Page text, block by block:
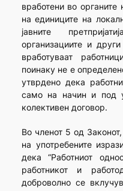
вработени во органите
на единиците на
јавните
организациите и
вработуваат
поинаку не е
утврдено дека
само на начин и под
колективен договор.
Во членот 5 од
на употребените
дека “Работниот
работникот и
доброволно се